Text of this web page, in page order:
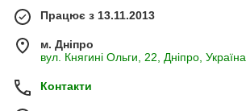
Працює з 13.11.2013
м. Дніпро
вул. Княгині Ольги, 22, Дніпро, Україна
Контакти